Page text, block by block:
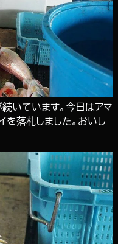
いています。今日はアマ
を落札しました。おいし